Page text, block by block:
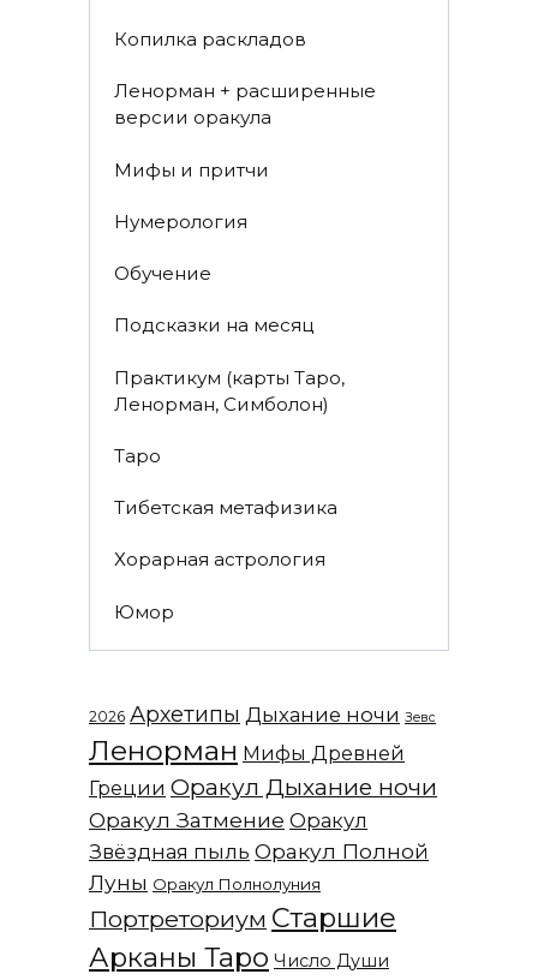
Копилка раскладов
Ленорман + расширенные
версии оракула
Мифы и притчи
Нумерология
Обучение
Подсказки на месяц
Практикум (карты Таро,
Ленорман, Симболон)
Таро
Тибетская метафизика
Хорарная астрология
Юмор
2026 Архетипы Дыхание ночи Зевс
Ленорман Мифы Древней
Греции Оракул Дыхание ночи
Оракул Затмение Оракул
Звёздная пыль Оракул Полной
Луны Оракул Полнолуния
Портреториум Старшие
Арканы Таро Число Души